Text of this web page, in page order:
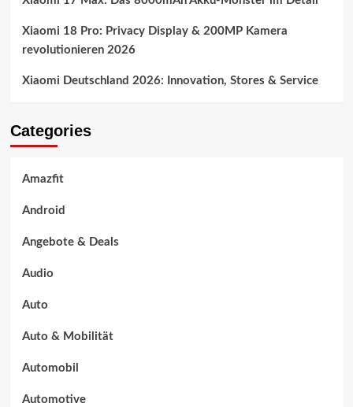
Xiaomi 18 Pro: Privacy Display & 200MP Kamera
revolutionieren 2026
Xiaomi Deutschland 2026: Innovation, Stores & Service
Categories
Amazfit
Android
Angebote & Deals
Audio
Auto
Auto & Mobilität
Automobil
Automotive